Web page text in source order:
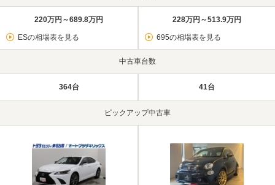
220万円～689.8万円
ESの相場表を見る
228万円～513.9万円
695の相場表を見る
中古車台数
364台 41台
ピックアップ中古車